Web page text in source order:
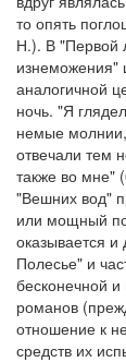
то опять
Н.). В "Первой
изнеможения"
аналогичной
ночь. "Я
немые молнии,
отвечали тем
также во мне"
"Вешних вод"
или мощный
оказывается
Полесье" и
бесконечной и
романов
отношение к
средств их